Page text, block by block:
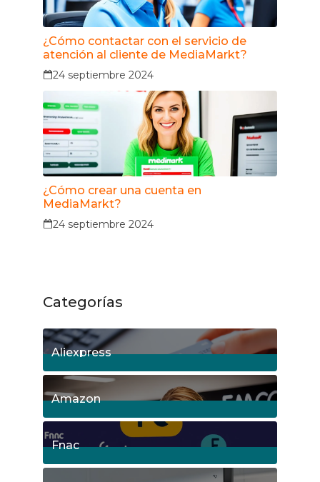
¿Cómo contactar con el servicio de
atención al cliente de MediaMarkt?
24 septiembre 2024
¿Cómo crear una cuenta en
MediaMarkt?
24 septiembre 2024
Categorías
Aliexpress
18Posts
Amazon
5Posts
Fnac
9Posts